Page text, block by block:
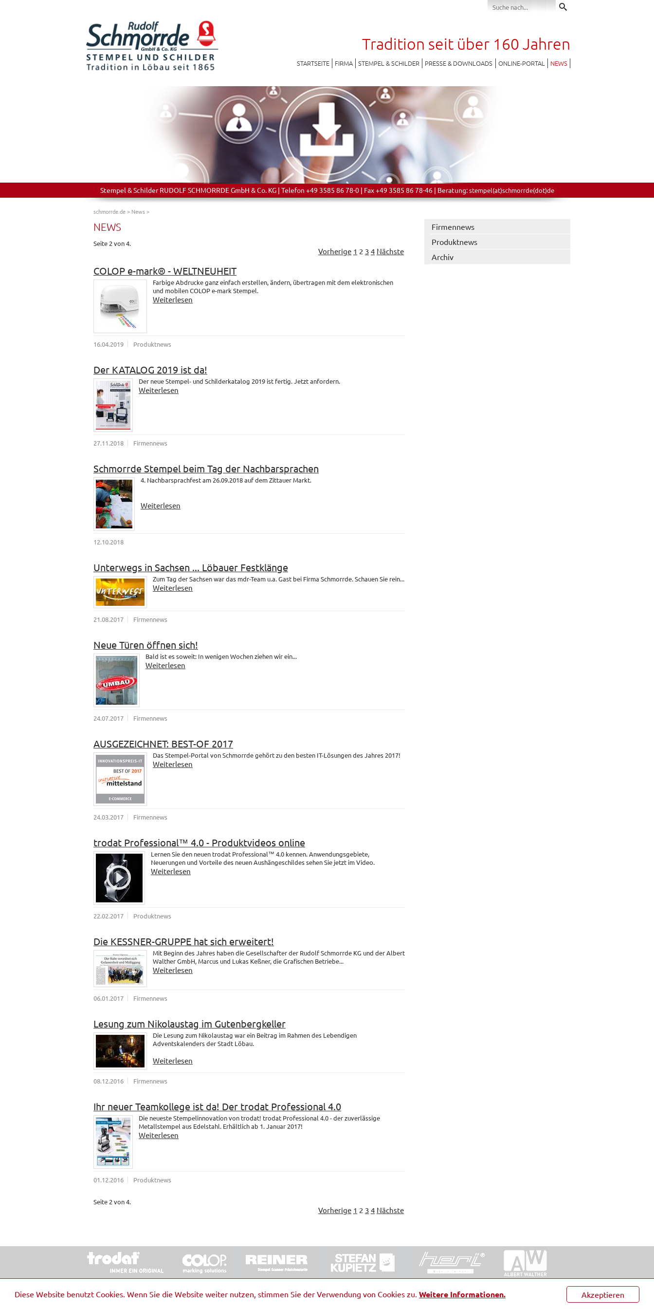
Akzeptieren
Diese Website benutzt Cookies. Wenn Sie die Website weiter nutzen, stimmen Sie der Verwendung von Cookies zu. Weitere Informationen.
Tradition seit über 160 Jahren
STARTSEITE FIRMA STEMPEL & SCHILDER PRESSE & DOWNLOADS ONLINE-PORTAL NEWS
Stempel & Schilder RUDOLF SCHMORRDE GmbH & Co. KG | Telefon +49 3585 86 78-0 | Fax +49 3585 86 78-46 | Beratung:stempel(at)schmorrde(dot)de
schmorrde.de> News>
NEWS
Seite 2 von 4.
Vorherige 1 2 3 4 Nächste
COLOP e-mark® - WELTNEUHEIT
Farbige Abdrucke ganz einfach erstellen, ändern, übertragen mit dem elektronischen
und mobilen COLOP e-mark Stempel.
Weiterlesen
16.04.2019 Produktnews
Der KATALOG 2019 ist da!
Der neue Stempel- und Schilderkatalog 2019 ist fertig. Jetzt anfordern.
Weiterlesen
27.11.2018 Firmennews
Schmorrde Stempel beim Tag der Nachbarsprachen
4. Nachbarsprachfest am 26.09.2018 auf dem Zittauer Markt.
Weiterlesen
12.10.2018
Unterwegs in Sachsen ... Löbauer Festklänge
Zum Tag der Sachsen war das mdr-Team u.a. Gast bei Firma Schmorrde. Schauen Sie rein...
Weiterlesen
21.08.2017 Firmennews
Neue Türen öffnen sich!
Bald ist es soweit: In wenigen Wochen ziehen wir ein...
Weiterlesen
24.07.2017 Firmennews
AUSGEZEICHNET: BEST-OF 2017
Das Stempel-Portal von Schmorrde gehört zu den besten IT-Lösungen des Jahres 2017!
Weiterlesen
24.03.2017 Firmennews
trodat Professional™ 4.0 - Produktvideos online
Lernen Sie den neuen trodat Professional™ 4.0 kennen. Anwendungsgebiete,
Neuerungen und Vorteile des neuen Aushängeschildes sehen Sie jetzt im Video.
Weiterlesen
22.02.2017 Produktnews
Die KESSNER-GRUPPE hat sich erweitert!
Mit Beginn des Jahres haben die Gesellschafter der Rudolf Schmorrde KG und der Albert
Walther GmbH, Marcus und Lukas Keßner, die Grafischen Betriebe...
Weiterlesen
06.01.2017 Firmennews
Lesung zum Nikolaustag im Gutenbergkeller
Die Lesung zum Nikolaustag war ein Beitrag im Rahmen des Lebendigen
Adventskalenders der Stadt Löbau.
Weiterlesen
08.12.2016 Firmennews
Ihr neuer Teamkollege ist da! Der trodat Professional 4.0
Die neueste Stempelinnovation von trodat! trodat Professional 4.0 - der zuverlässige
Metallstempel aus Edelstahl. Erhältlich ab 1. Januar 2017!
Weiterlesen
01.12.2016 Produktnews
Seite 2 von 4.
Vorherige 1 2 3 4 Nächste
Firmennews
Produktnews
Archiv
© 2026 Stempel & Schilder RUDOLF SCHMORRDE GmbH & Co. KG Impressum Barrierefreiheit Kontakt Datenschutz